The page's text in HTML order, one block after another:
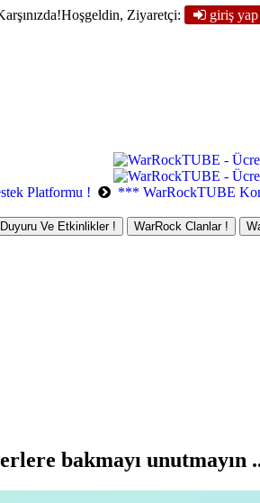
Hoşgeldin, Ziyaretçi: giriş yap
Platformu ! *** WarRockTUBE
Ve Etkinlikler ! WarRock Clanlar !
bakmayı unutmayın